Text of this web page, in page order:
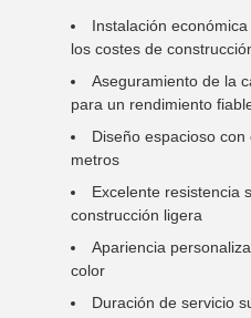
Instalación
los costes de
Aseguramiento de la
para un rendimiento
Diseño espacioso
metros
Excelente resistencia
construcción ligera
Apariencia
color
Duración de servicio